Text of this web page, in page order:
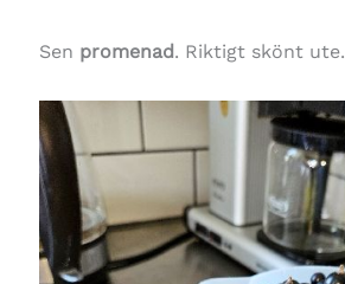
Sen promenad. Riktigt skönt ute.